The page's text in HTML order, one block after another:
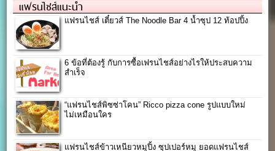
แฟรนไชส์แนะนำ
แฟรนไชส์ เตี๋ยวส์ The Noodle Bar 4 น้ำซุป 12 ท้อปปิ้ง
6 ข้อที่ต้องรู้ กับการซื้อเฟรนไชส์อย่างไรให้ประสบความ
สำเร็จ
“แฟรนไชส์พิซซ่าโคน” Ricco pizza cone รูปแบบใหม่
ไม่เหมือนใคร
แฟรนไชส์ข้าวเหนียวหมูปิ้ง ซุปเปอร์หมู ยอดแฟรนไชส์